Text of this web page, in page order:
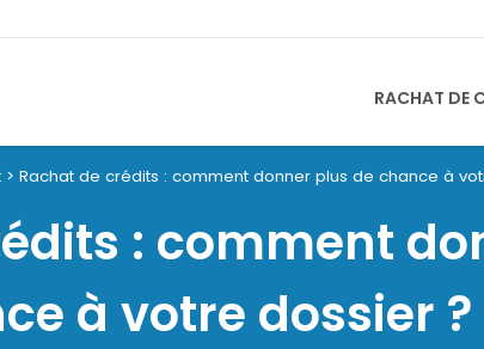
RACHAT DE
> Rachat de crédits : comment donner plus de chance à
: comment
à votre dossier ?